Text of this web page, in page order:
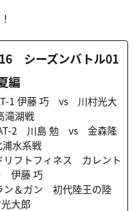
シーズンバトル01
編
1 伊藤 巧 vs 川村光大
湖戦
2 川島 勉 vs 金森隆
水系戦
リフトフィネス カレント
伊藤 巧
ン＆ガン 初代陸王の陸
大郎